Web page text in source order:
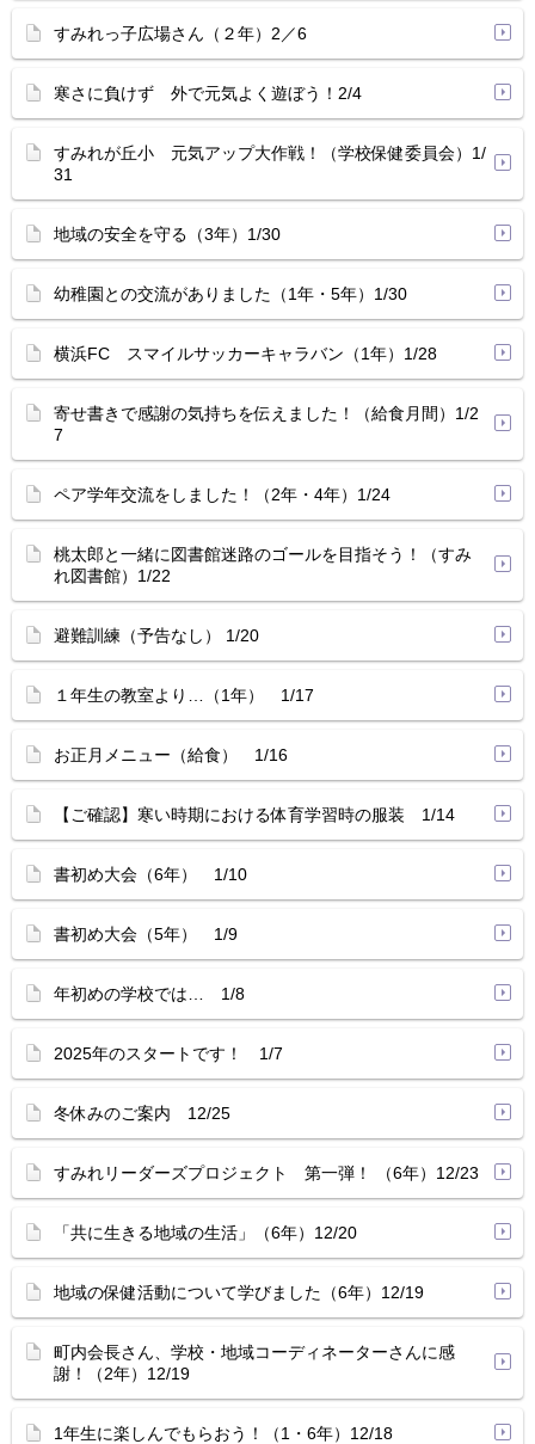
すみれっ子広場さん（２年）2／6
寒さに負けず 外で元気よく遊ぼう！2/4
すみれが丘小 元気アップ大作戦！（学校保健委員会）1/
31
地域の安全を守る（3年）1/30
幼稚園との交流がありました（1年・5年）1/30
横浜FC スマイルサッカーキャラバン（1年）1/28
寄せ書きで感謝の気持ちを伝えました！（給食月間）1/2
7
ペア学年交流をしました！（2年・4年）1/24
桃太郎と一緒に図書館迷路のゴールを目指そう！（すみ
れ図書館）1/22
避難訓練（予告なし） 1/20
１年生の教室より…（1年） 1/17
お正月メニュー（給食） 1/16
【ご確認】寒い時期における体育学習時の服装 1/14
書初め大会（6年） 1/10
書初め大会（5年） 1/9
年初めの学校では… 1/8
2025年のスタートです！ 1/7
冬休みのご案内 12/25
すみれリーダーズプロジェクト 第一弾！ （6年）12/23
「共に生きる地域の生活」（6年）12/20
地域の保健活動について学びました（6年）12/19
町内会長さん、学校・地域コーディネーターさんに感
謝！（2年）12/19
1年生に楽しんでもらおう！（1・6年）12/18